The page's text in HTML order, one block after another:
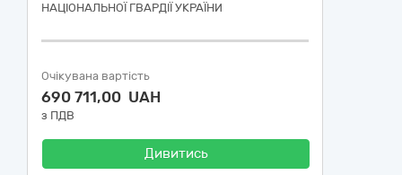
НАЦІОНАЛЬНОЇ ГВАРДІЇ УКРАЇНИ
Очікувана вартість
690 711,00 UAH
з ПДВ
Дивитись